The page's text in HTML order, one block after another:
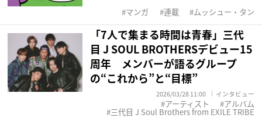
マンガ 連載 ムッシュー・タン
「7人で集まる時間は青春」三代
目 J SOUL BROTHERSデビュー15
周年 メンバーが語るグループ
の“これから”と“目標”
2026/03/28 11:00 インタビュー
アーティスト アルバム
三代目 J Soul Brothers from EXILE TRIBE